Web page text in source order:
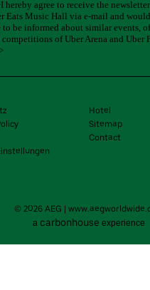
Hotel
Sitemap
Contact
© 2026 AEG |
a carbonhouse experience